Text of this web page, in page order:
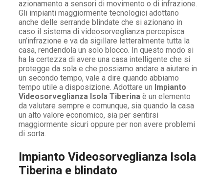
azionamento a sensori di movimento o di infrazione.
Gli impianti maggiormente tecnologici adottano
anche delle serrande blindate che si azionano in
caso il sistema di videosorveglianza percepisca
un’infrazione e va da sigillare letteralmente tutta la
casa, rendendola un solo blocco. In questo modo si
ha la certezza di avere una casa intelligente che si
protegge da sola e che possiamo andare a aiutare in
un secondo tempo, vale a dire quando abbiamo
tempo utile a disposizione. Adottare un Impianto
Videosorveglianza Isola Tiberina è un elemento
da valutare sempre e comunque, sia quando la casa
un alto valore economico, sia per sentirsi
maggiormente sicuri oppure per non avere problemi
di sorta.
Impianto Videosorveglianza Isola
Tiberina e blindato